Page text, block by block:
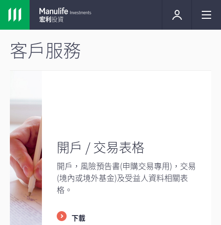
客戶服務
開戶 / 交易表格
開戶，風險預告書(申購交易專用)，交易
(境內或境外基金)及受益人資料相關表
格。
下載